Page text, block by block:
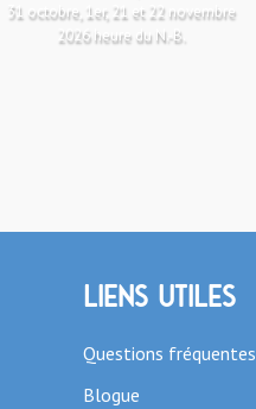
31 octobre, 1er, 21 et 22 novembre
2026 heure du N.-B.
Liens utiles
Questions fréquentes
Blogue